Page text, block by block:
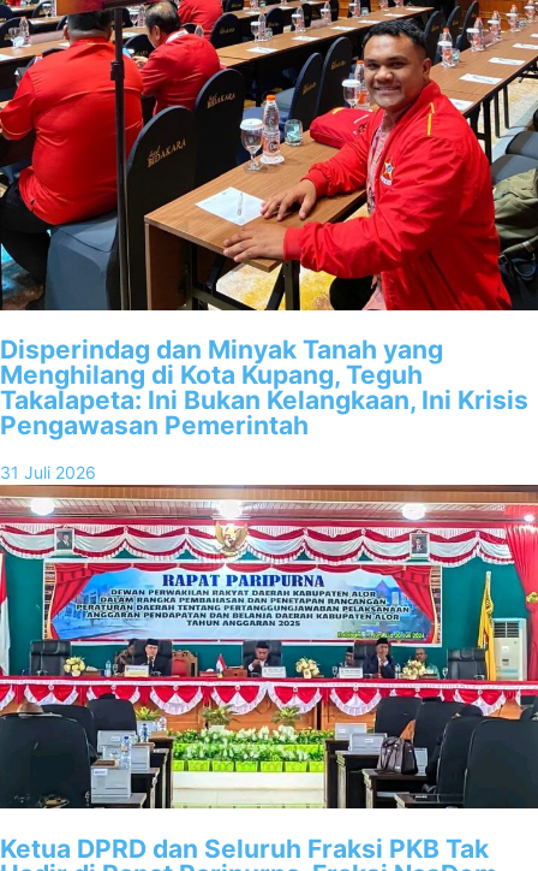
Disperindag dan Minyak Tanah yang
Menghilang di Kota Kupang, Teguh
Takalapeta: Ini Bukan Kelangkaan, Ini Krisis
Pengawasan Pemerintah
31 Juli 2026
Ketua DPRD dan Seluruh Fraksi PKB Tak